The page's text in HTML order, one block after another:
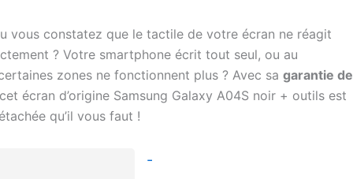
vous constatez que le tactile de votre écran ne réagit
? Votre smartphone écrit tout seul, ou au
zones ne fonctionnent plus ? Avec sa garantie de
écran d’origine Samsung Galaxy A04S noir + outils est
qu’il vous faut !
-